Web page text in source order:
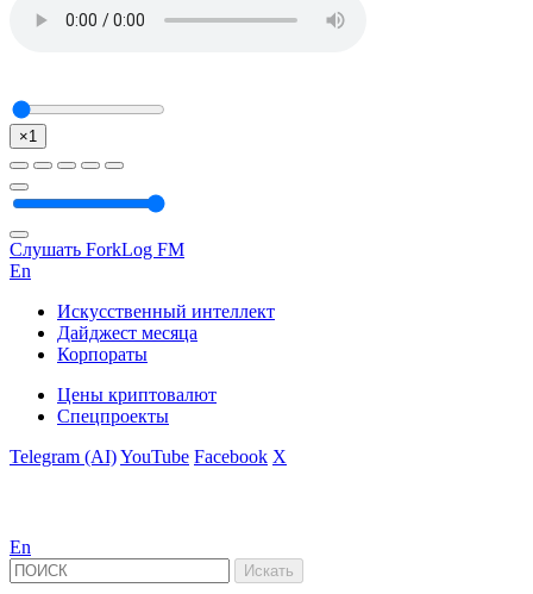
×1
Слушать ForkLog FM
En
Искусственный интеллект
Дайджест месяца
Корпораты
Цены криптовалют
Спецпроекты
Telegram (AI)YouTube Facebook X
En